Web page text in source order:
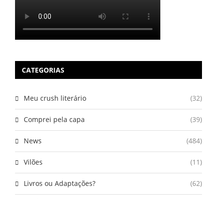
CATEGORIAS
Meu crush literário (32)
Comprei pela capa (39)
News (484)
Vilões (11)
Livros ou Adaptações? (62)